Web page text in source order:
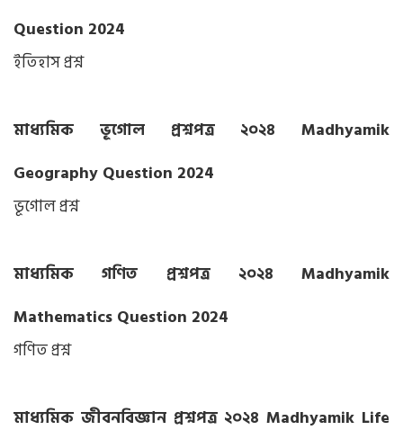
Question 2024
ইতিহাস প্রশ্ন
মাধ্যমিক ভূগোল প্রশ্নপত্র ২০২৪ Madhyamik
Geography Question 2024
ভূগোল প্রশ্ন
মাধ্যমিক গণিত প্রশ্নপত্র ২০২৪ Madhyamik
Mathematics Question 2024
গণিত প্রশ্ন
মাধ্যমিক জীবনবিজ্ঞান প্রশ্নপত্র ২০২৪ Madhyamik Life